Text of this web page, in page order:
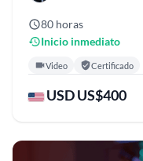
80 horas
Inicio inmediato
Video Certificado
USD US$400